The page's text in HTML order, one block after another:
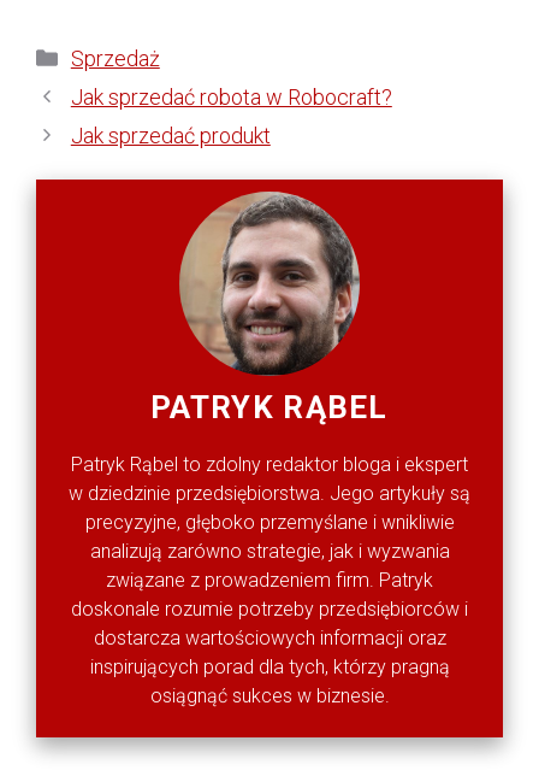
Kategorie
Sprzedaż
Jak sprzedać robota w Robocraft?
Jak sprzedać produkt
PATRYK RĄBEL
Patryk Rąbel to zdolny redaktor bloga i ekspert
w dziedzinie przedsiębiorstwa. Jego artykuły są
precyzyjne, głęboko przemyślane i wnikliwie
analizują zarówno strategie, jak i wyzwania
związane z prowadzeniem firm. Patryk
doskonale rozumie potrzeby przedsiębiorców i
dostarcza wartościowych informacji oraz
inspirujących porad dla tych, którzy pragną
osiągnąć sukces w biznesie.